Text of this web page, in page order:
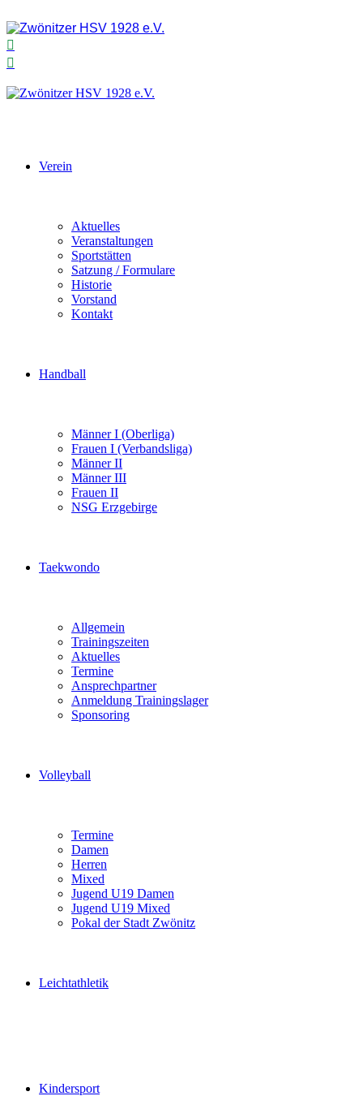
Verein
Aktuelles
Veranstaltungen
Sportstätten
Satzung / Formulare
Historie
Vorstand
Kontakt
Handball
Männer I (Oberliga)
Frauen I (Verbandsliga)
Männer II
Männer III
Frauen II
NSG Erzgebirge
Taekwondo
Allgemein
Trainingszeiten
Aktuelles
Termine
Ansprechpartner
Anmeldung Trainingslager
Sponsoring
Volleyball
Termine
Damen
Herren
Mixed
Jugend U19 Damen
Jugend U19 Mixed
Pokal der Stadt Zwönitz
Leichtathletik
Kindersport